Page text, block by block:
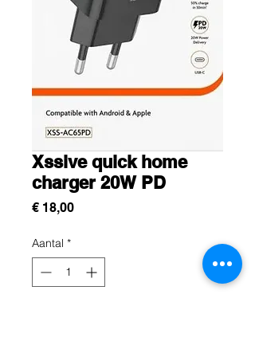
Xssive quick home
charger 20W PD
€ 18,00Prijs
Aantal *